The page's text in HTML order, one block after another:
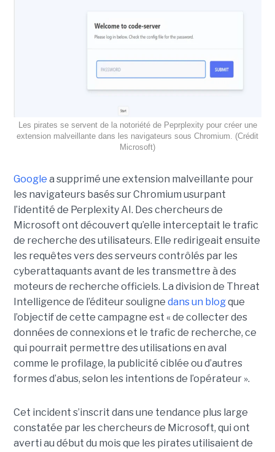
Les pirates se servent de la notoriété de Peprplexity pour créer une
extension malveillante dans les navigateurs sous Chromium. (Crédit
Microsoft)
Google a supprimé une extension malveillante pour
les navigateurs basés sur Chromium usurpant
l’identité de Perplexity AI. Des chercheurs de
Microsoft ont découvert qu’elle interceptait le trafic
de recherche des utilisateurs. Elle redirigeait ensuite
les requêtes vers des serveurs contrôlés par les
cyberattaquants avant de les transmettre à des
moteurs de recherche officiels. La division de Threat
Intelligence de l’éditeur souligne dans un blogque
l’objectif de cette campagne est « de collecter des
données de connexions et le trafic de recherche, ce
qui pourrait permettre des utilisations en aval
comme le profilage, la publicité ciblée ou d’autres
formes d’abus, selon les intentions de l’opérateur ».
Cet incident s’inscrit dans une tendance plus large
constatée par les chercheurs de Microsoft, qui ont
averti au début du mois que les pirates utilisaient de